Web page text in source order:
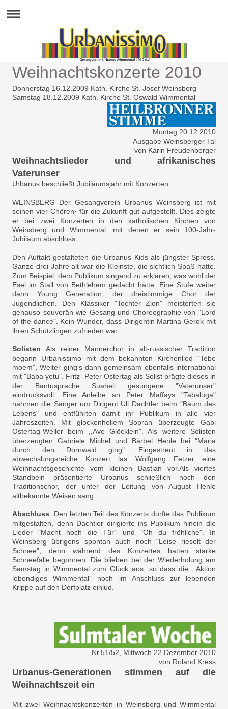
Weihnachtskonzerte 2010
Donnerstag 16.12.2009 Kath. Kirche St. Josef Weinsberg
Samstag 18.12.2009 Kath. Kirche St. Oswald Wimmental
Montag 20.12.2010
Ausgabe Weinsberger Tal
von Karin Freudenberger
Weihnachtslieder und afrikanisches
Vaterunser
Urbanus beschließt Jubiläumsjahr mit Konzerten
WEINSBERG Der Gesangverein Urbanus Weinsberg ist mit
seinen vier Chören· für die Zukunft gut aufgestellt. Dies zeigte
er bei zwei Konzerten in den katholischen Kirchen von
Weinsberg und Wimmental, mit denen er sein 100-Jahr-
Jubiläum abschloss.
Den Auftakt gestalteten die Urbanus Kids als jüngster Spross.
Ganze drei Jahre alt war die Kleinste, die sichtlich Spaß hatte.
Zum Beispiel, dem Publikum singend zu erklären, was wohl der
Esel im Stall von Bethlehem gedacht hätte. Eine Stufe weiter
dann Young Generation, der dreistimmige Chor der
Jugendlichen. Den Klassiker "Tochter Zion" meisterten sie
genauso souverän wie Gesang und Choreographie von "Lord
of the dance". Kein Wunder, dass Dirigentin Martina Gerok mit
ihren Schützlingen zufrieden war.
Solisten Als reiner Männerchor in alt-russischer Tradition
begann Urbanissimo mit dem bekannten Kirchenlied "Tebe
moem", Weiter ging's dann gemeinsam ebenfalls international
mit "Baba yetu". Fritz- Peter Ostertag als Solist prägte dieses in
der Bantusprache Suaheli gesungene "Vaterunser"
eindrucksvoll. Eine Anleihe an Peter Maffays "Tabaluga"
nahmen die Sänger um Dirigent Uli Dachtler beim "Baum des
Lebens" und entführten damit ihr Publikum in alle vier
Jahreszeiten. Mit glockenhellem Sopran überzeugte Gabi
Ostertag-Weller beim ,,Ave Glöcklein". Als weitere Solisten
überzeugten Gabriele Michel und Bärbel Henle bei "Maria
durch den Dornwald ging". Eingestreut in das
abwechslungsreiche Konzert las Wolfgang Fetzer eine
Weihnachtsgeschichte vom kleinen Bastian vor.Als viertes
Standbein präsentierte Urbanus schließlich noch den
Traditionschor, der unter der Leitung von August Henle
altbekannte Weisen sang.
Abschluss Den letzten Teil des Konzerts durfte das Publikum
mitgestalten, denn Dachtier dirigierte ins Publikum hinein die
Lieder "Macht hoch die Tür" und "Oh du fröhliche". In
Weinsberg übrigens spontan auch noch "Leise rieselt der
Schnee", denn während des Konzertes hatten starke
Schneefälle begonnen. Die blieben bei der Wiederholung am
Samstag in Wimmental zum Glück aus, so dass die ,,Aktion
lebendiges Wimmental" noch im Anschluss zur lebenden
Krippe auf den Dorfplatz einlud.
Nr.51/52, Mittwoch 22.Dezember 2010
von Roland Kress
Urbanus-Generationen stimmen auf die
Weihnachtszeit ein
Mit zwei Weihnachtskonzerten in Weinsberg und Wimmental